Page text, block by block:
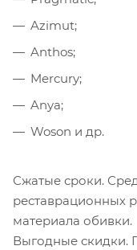
Azimut;
Anthos;
Mercury;
Anya;
Woson и др.
Сжатые сроки.
реставрационных
материала обивки.
Выгодные скидки.